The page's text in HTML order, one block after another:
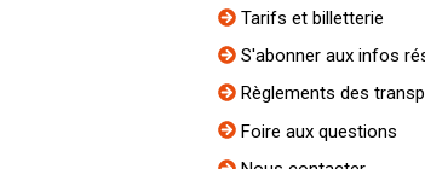
Tarifs et billetterie
S'abonner aux infos
Règlements des
Foire aux questions